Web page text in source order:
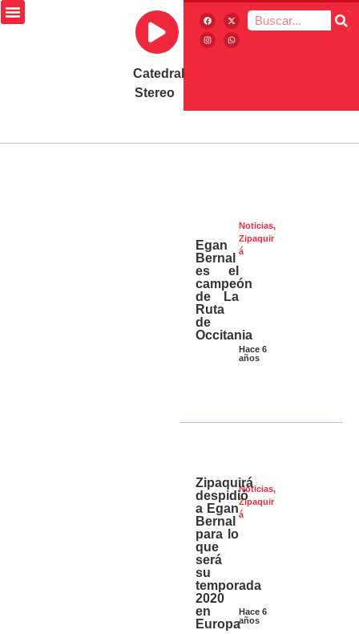
Catedral
Stereo
Noticias,
Zipaquir
á
Hace 6
años
Egan
Bernal
es el
campeón
de La
Ruta
de
Occitania
Noticias,
Zipaquir
á
Hace 6
años
Zipaquirá
despidió
a Egan
Bernal
para lo
que
será
su
temporada
2020
en
Europa